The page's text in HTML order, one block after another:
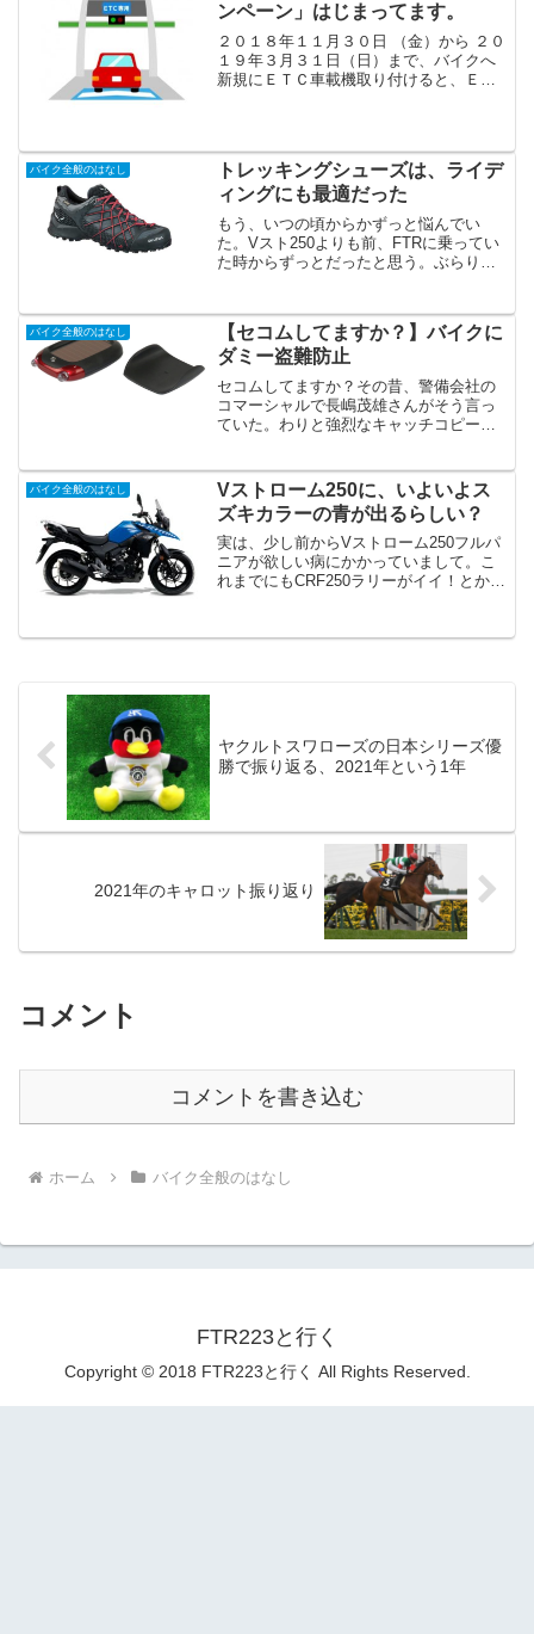
ンペーン」はじまってます。
２０１８年１１月３０日 （金）から ２０
１９年３月３１日（日）まで、バイクへ
新規にＥＴＣ車載機取り付けると、ＥＴ
機も対象です。ＥＴ...
バイク全般のはなし
トレッキングシューズは、ライデ
ィングにも最適だった
もう、いつの頃からかずっと悩んでい
た。Vスト250よりも前、FTRに乗ってい
た時からずっとだったと思う。ぶらりと
クに乗る時もちょうど良い靴って何だろ
う？と。これまで、バイ...
バイク全般のはなし
【セコムしてますか？】バイクに
ダミー盗難防止
セコムしてますか？その昔、警備会社の
コマーシャルで長嶋茂雄さんがそう言っ
ていた。わりと強烈なキャッチコピーで
るのが当たり前の時代なんですか？っ
て、思ってしまうもの。たと...
バイク全般のはなし
Vストローム250に、いよいよス
ズキカラーの青が出るらしい？
実は、少し前からVストローム250フルパ
ニアが欲しい病にかかっていまして。こ
れまでにもCRF250ラリーがイイ！とか、
が、文字通りホントに一過性で、少し時
ヤクルトスワローズの日本シリーズ優
勝で振り返る、2021年という1年
2021年のキャロット振り返り
コメント
コメントを書き込む
ホーム バイク全般のはなし
FTR223と行く
Copyright © 2018 FTR223と行く All Rights Reserved.